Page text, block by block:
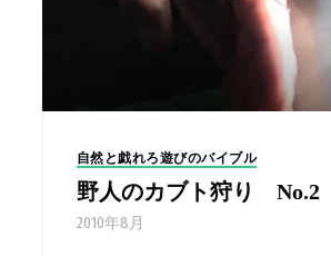
自然と戯れろ遊びのバイブル
野人のカブト狩り No.2
2010年8月